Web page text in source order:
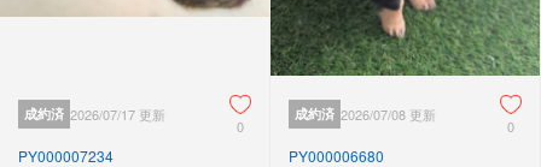
成約済 2026/07/17 更新
0
PY000007234
成約済 2026/07/08 更新
0
PY000006680